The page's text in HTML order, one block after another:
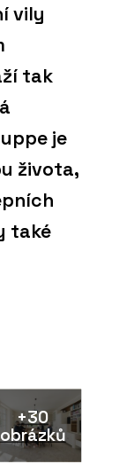
vily
tak
je
života,
také
+30
obrázků